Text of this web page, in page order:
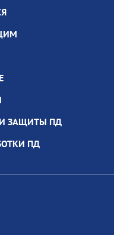
ЗАЩИТЫ ПД
ПД